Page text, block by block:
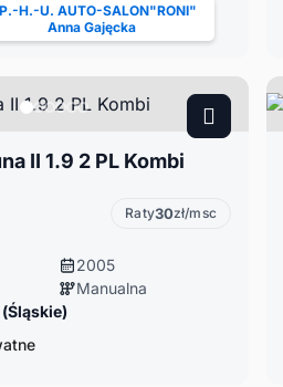
H.-U. AUTO-SALON"RONI"
Anna Gajęcka
II 1.9 2 PL Kombi
Raty30zł/msc
2005
Manualna